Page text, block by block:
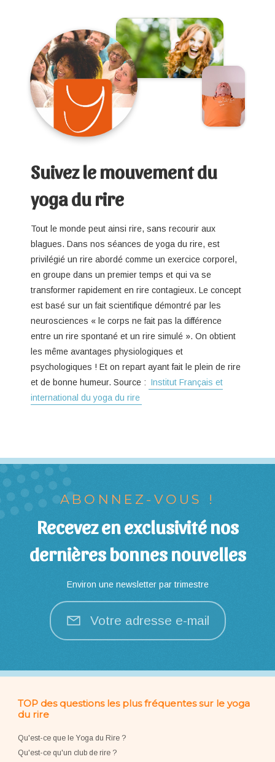
Suivez le mouvement du
yoga du rire
Tout le monde peut ainsi rire, sans recourir aux
blagues. Dans nos séances de yoga du rire, est
privilégié un rire abordé comme un exercice corporel,
en groupe dans un premier temps et qui va se
transformer rapidement en rire contagieux. Le concept
est basé sur un fait scientifique démontré par les
neurosciences « le corps ne fait pas la différence
entre un rire spontané et un rire simulé ». On obtient
les même avantages physiologiques et
psychologiques ! Et on repart ayant fait le plein de rire
et de bonne humeur. Source : Institut Français et
international du yoga du rire
ABONNEZ-VOUS !
Recevez en exclusivité nos
dernières bonnes nouvelles
Environ une newsletter par trimestre
Votre adresse e-mail
TOP des questions les plus fréquentes sur le yoga
du rire
Qu'est-ce que le Yoga du Rire ?
Qu'est-ce qu'un club de rire ?